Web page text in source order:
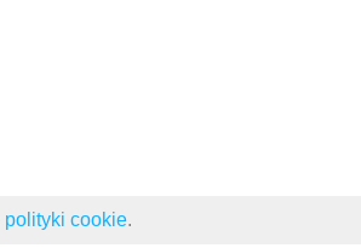
polityki cookie.